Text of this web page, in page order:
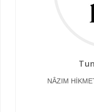
NÂZIM